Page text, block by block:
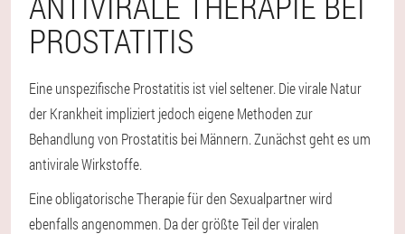
PROSTATITIS
Eine unspezifische Prostatitis ist viel seltener. Die virale Natur
der Krankheit impliziert jedoch eigene Methoden zur
Behandlung von Prostatitis bei Männern. Zunächst geht es um
antivirale Wirkstoffe.
Eine obligatorische Therapie für den Sexualpartner wird
ebenfalls angenommen. Da der größte Teil der viralen